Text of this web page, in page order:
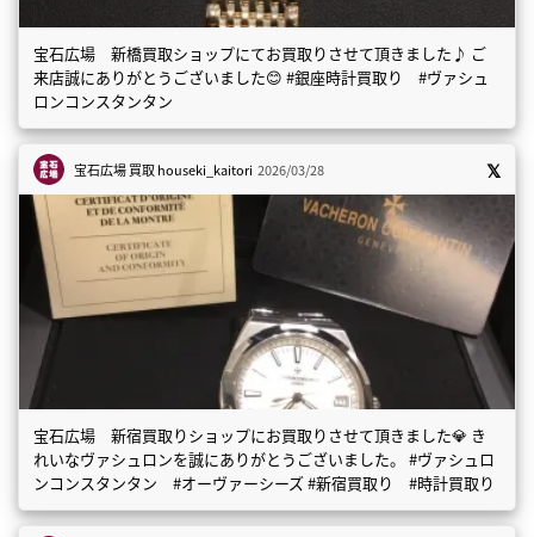
宝石広場 新橋買取ショップにてお買取りさせて頂きました♪ ご
来店誠にありがとうございました😊 #銀座時計買取り #ヴァシュ
ロンコンスタンタン
宝石広場 買取houseki_kaitori 2026/03/28
宝石広場 新宿買取りショップにお買取りさせて頂きました💎 き
れいなヴァシュロンを誠にありがとうございました。 #ヴァシュロ
ンコンスタンタン #オーヴァーシーズ #新宿買取り #時計買取り